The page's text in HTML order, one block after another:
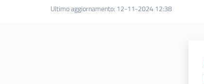
Ultimo aggiornamento: 12-11-2024 12:38